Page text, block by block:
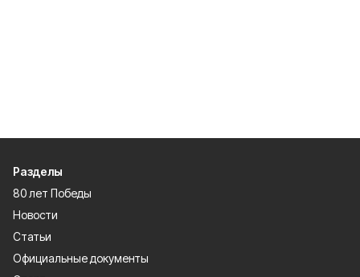
Разделы
80 лет Победы
Новости
Статьи
Официальные документы